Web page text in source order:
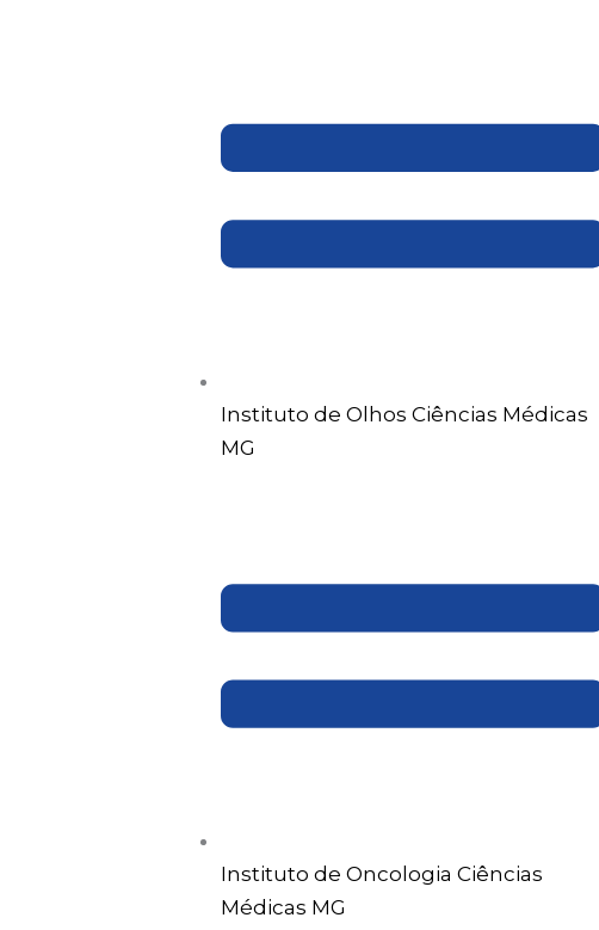
Instituto de Olhos Ciências Médicas
MG
Instituto de Oncologia Ciências
Médicas MG